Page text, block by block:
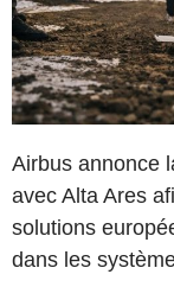
Airbus annonce
avec Alta Ares
solutions
dans les